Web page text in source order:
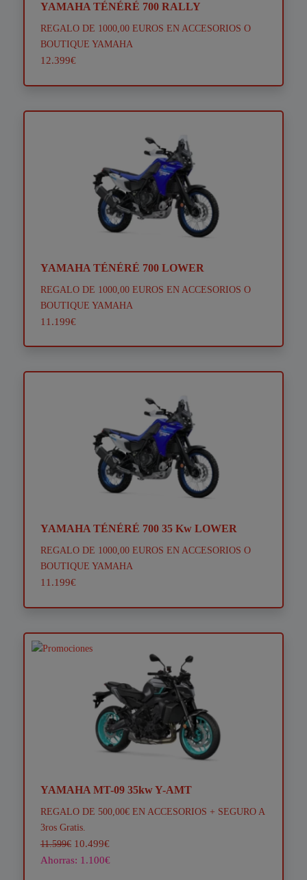
YAMAHA TÉNÉRÉ 700 RALLY
REGALO DE 1000,00 EUROS EN ACCESORIOS O
BOUTIQUE YAMAHA
12.399€
YAMAHA TÉNÉRÉ 700 LOWER
REGALO DE 1000,00 EUROS EN ACCESORIOS O
BOUTIQUE YAMAHA
11.199€
YAMAHA TÉNÉRÉ 700 35 Kw LOWER
REGALO DE 1000,00 EUROS EN ACCESORIOS O
BOUTIQUE YAMAHA
11.199€
YAMAHA MT-09 35kw Y-AMT
REGALO DE 500,00€ EN ACCESORIOS + SEGURO A
3ros Gratis.
11.599€ 10.499€
Ahorras: 1.100€